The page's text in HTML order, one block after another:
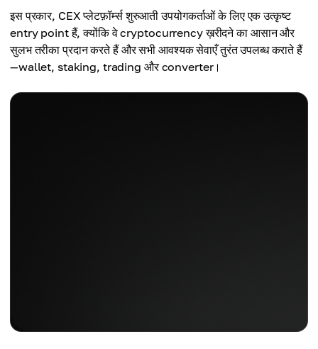
इस प्रकार, CEX प्लेटफ़ॉर्म्स शुरुआती उपयोगकर्ताओं के लिए एक उत्कृष्ट
entry point हैं, क्योंकि वे cryptocurrency ख़रीदने का आसान और
सुलभ तरीका प्रदान करते हैं और सभी आवश्यक सेवाएँ तुरंत उपलब्ध कराते हैं
—wallet, staking, trading और converter।